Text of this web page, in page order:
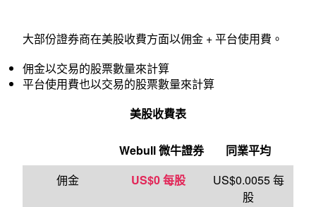
大部份證券商在美股收費方面以佣金 + 平台使用費。
佣金以交易的股票數量來計算
平台使用費也以交易的股票數量來計算
美股收費表
Webull微牛證券
同業平均
佣金
US$0 每股
US$0.0055 每
股